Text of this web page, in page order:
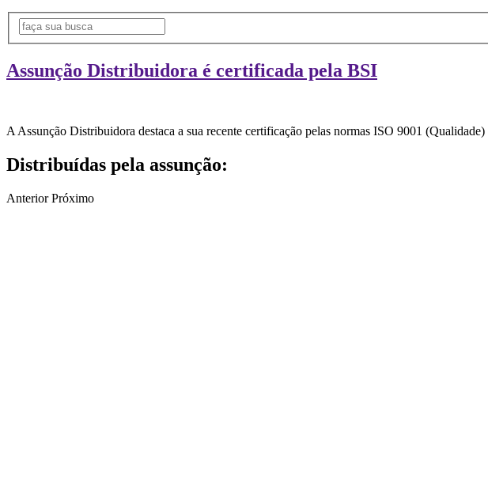
Assunção Distribuidora é certificada pela BSI
A Assunção Distribuidora destaca a sua recente certificação pelas normas ISO 9001
Distribuídas pela assunção:
Anterior Próximo